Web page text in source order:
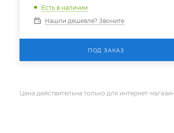
Есть в наличии
Нашли дешевле? Звоните
ПОД ЗАКАЗ
Цена действительна только для интернет-